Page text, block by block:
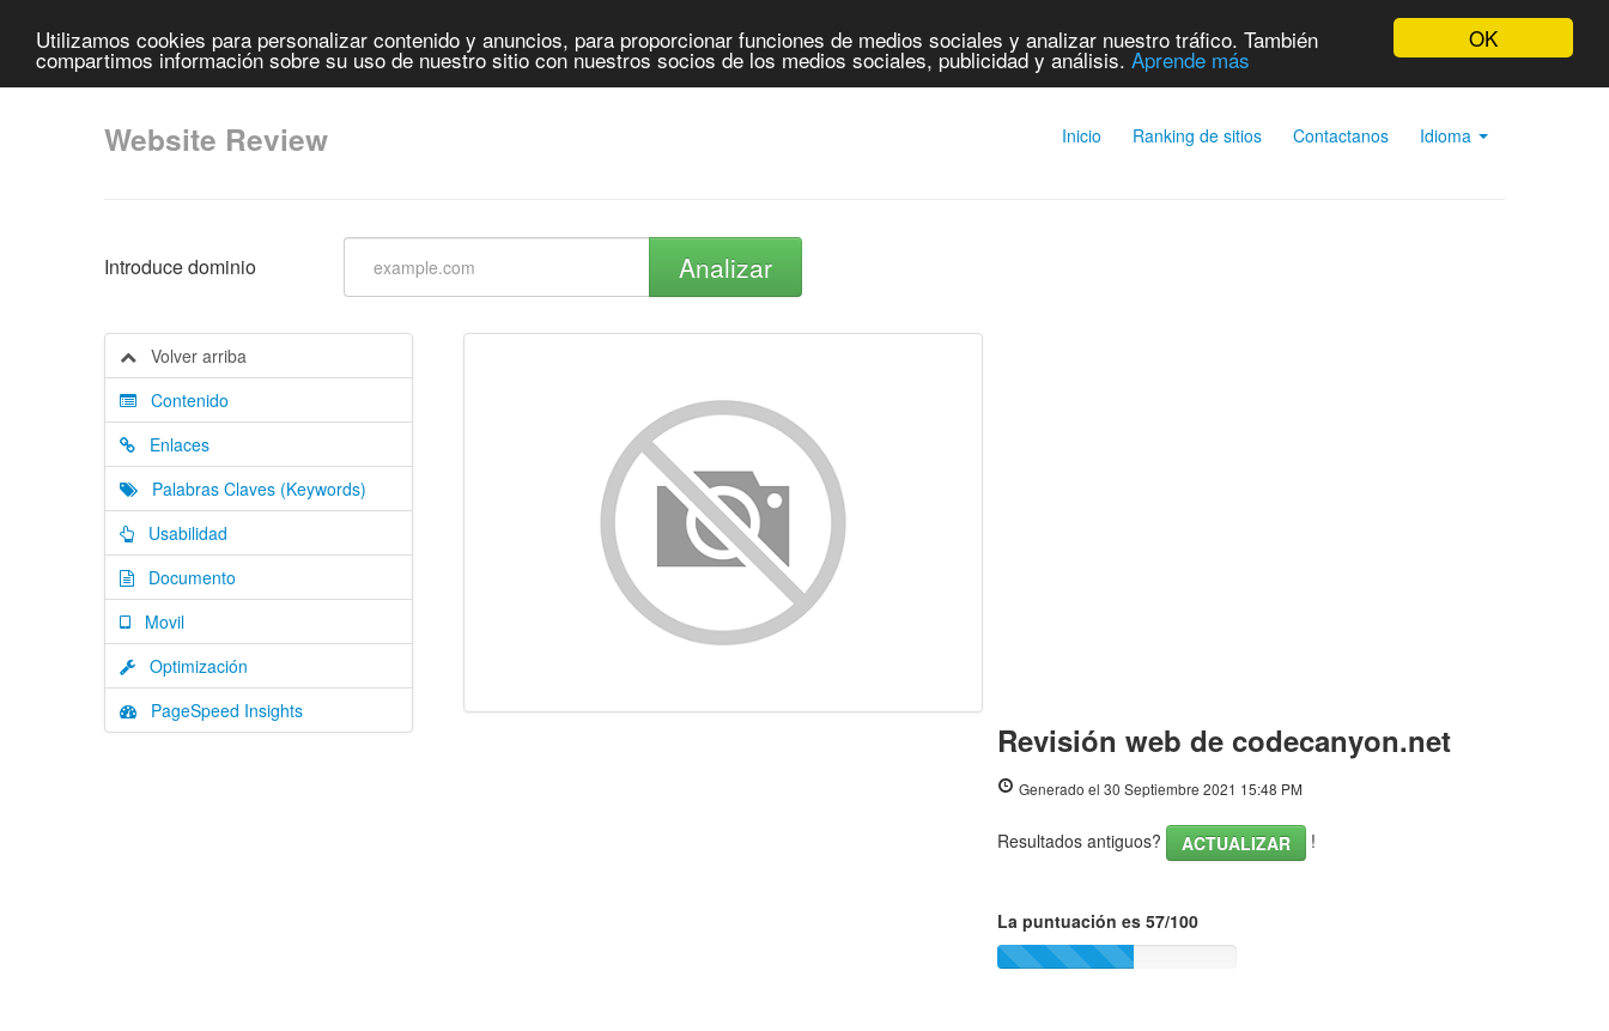
OK
Utilizamos cookies para personalizar contenido y anuncios, para proporcionar funciones de medios sociales y analizar nuestro tráfico. También
compartimos información sobre su uso de nuestro sitio con nuestros socios de los medios sociales, publicidad y análisis. Aprende más
Inicio Ranking de sitios Contactanos Idioma
Website Review
Introduce dominio Analizar
Volver arriba
Contenido
Enlaces
Palabras Claves (Keywords)
Usabilidad
Documento
Movil
Optimización
PageSpeed Insights
Revisión web de codecanyon.net
Generado el 30 Septiembre 2021 15:48 PM
Resultados antiguos? ACTUALIZAR !
La puntuación es 57/100